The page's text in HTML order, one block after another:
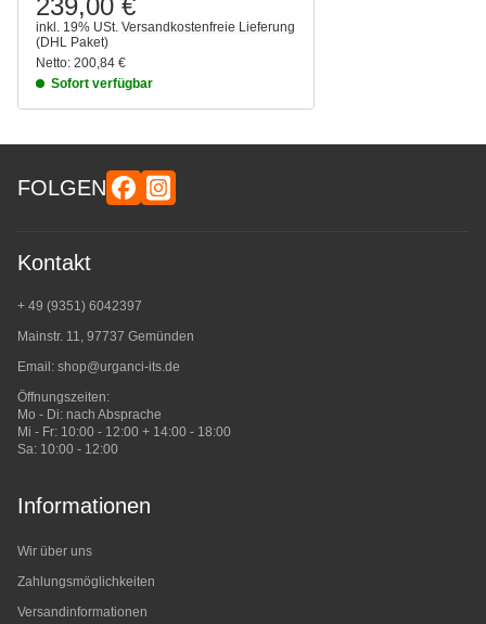
inkl. 19% USt. Versandkostenfreie Lieferung
(DHL Paket)
Netto: 200,84 €
Sofort verfügbar
FOLGEN
Kontakt
+ 49 (9351) 6042397
Mainstr. 11, 97737 Gemünden
Email: shop@urganci-its.de
Öffnungszeiten:
Mo - Di: nach Absprache
Mi - Fr: 10:00 - 12:00 + 14:00 - 18:00
Sa: 10:00 - 12:00
Informationen
Wir über uns
Zahlungsmöglichkeiten
Versandinformationen